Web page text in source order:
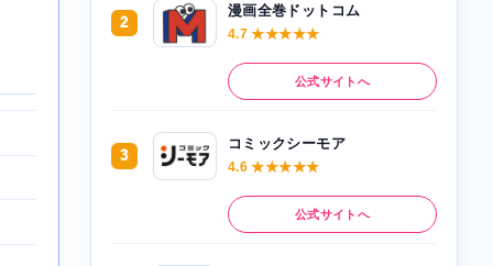
2
漫画全巻ドットコム
4.7 ★★★★★
公式サイトへ
3
コミックシーモア
4.6 ★★★★★
公式サイトへ